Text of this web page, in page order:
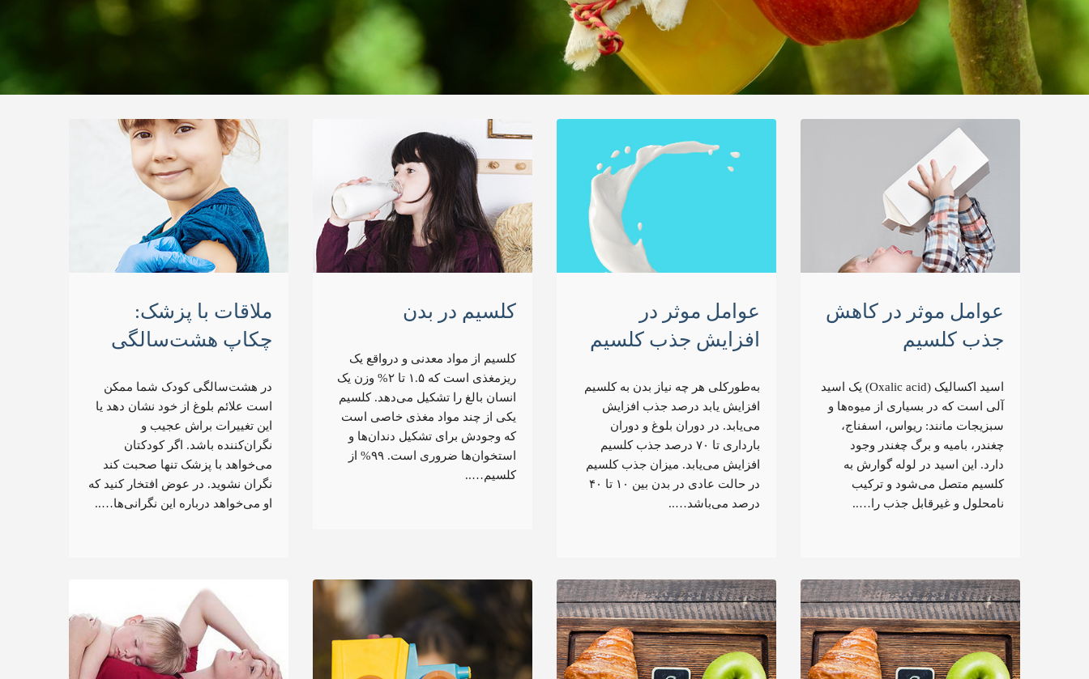
عوامل موثر در کاهش
جذب کلسیم
اسید اکسالیک (Oxalic acid) یک اسید
آلی است که در بسیاری از میوه‌ها و
سبزیجات مانند: ریواس، اسفناج،
چغندر، بامیه و برگ چغندر وجود
دارد. این اسید در لوله گوارش به
کلسیم متصل می‌شود و ترکیب
نامحلول و غیرقابل جذب را…..
عوامل موثر در
افزایش جذب کلسیم
به‌طور‌کلی هر چه نیاز بدن به کلسیم
افزایش یابد در‌صد جذب افزایش
می‌یابد. در دوران بلوغ و دوران
بارداری تا ۷۰ درصد جذب کلسیم
افزایش می‌یابد. میزان جذب کلسیم
در حالت عادی در بدن بین ۱۰ تا ۴۰
درصد می‌باشد…..
کلسیم در بدن
کلسیم از مواد معدنی و درواقع یک
ریزمغذی است که ۱.۵ تا ۲% وزن یک
انسان بالغ را تشکیل می‌دهد. کلسیم
یکی از چند مواد مغذی خاصی است
که وجودش برای تشکیل دندان‌ها و
استخوان‌ها ضروری است. ۹۹% از
کلسیم…..
ملاقات با پزشک:
چکاپ هشت‌سالگی
در هشت‌سالگی کودک شما ممکن
است علائم بلوغ از خود نشان دهد یا
این تغییرات براش عجیب و
نگران‌کننده باشد. اگر کودکتان
می‌خواهد با پزشک تنها صحبت کند
نگران نشوید. در عوض افتخار کنید که
او می‌خواهد درباره این نگرانی‌ها…..